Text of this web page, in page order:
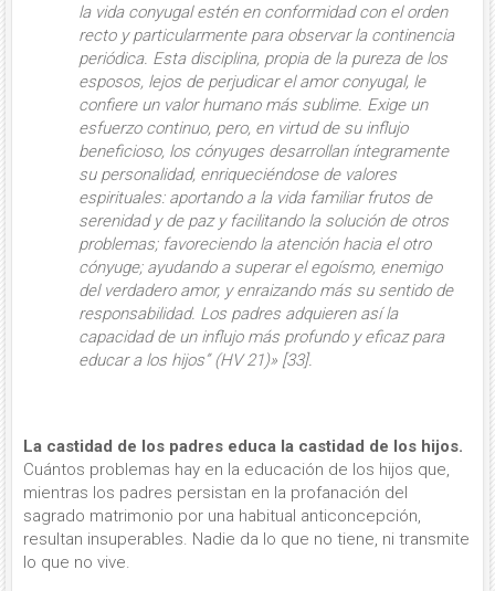
la vida conyugal estén en conformidad con el orden
recto y particularmente para observar la continencia
periódica. Esta disciplina, propia de la pureza de los
esposos, lejos de perjudicar el amor conyugal, le
confiere un valor humano más sublime. Exige un
esfuerzo continuo, pero, en virtud de su influjo
beneficioso, los cónyuges desarrollan íntegramente
su personalidad, enriqueciéndose de valores
espirituales: aportando a la vida familiar frutos de
serenidad y de pazy facilitando la solución de otros
problemas; favoreciendo la atención hacia el otro
cónyuge; ayudando a superar el egoísmo, enemigo
del verdadero amor, y enraizando más su sentido de
responsabilidad. Los padres adquieren así la
capacidad de un influjo más profundo y eficaz para
educar a los hijos” (HV21)» [33].
La castidad de los padres educa la castidad de los hijos.
Cuántos problemas hay en la educación de los hijos que,
mientras los padres persistan en la profanación del
sagrado matrimonio por una habitual anticoncepción,
resultan insuperables. Nadie da lo que no tiene, ni transmite
lo que no vive.